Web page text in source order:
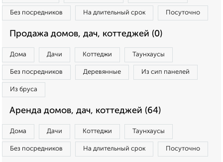
Без посредников На длительный срок Посуточно
Продажа домов, дач, коттеджей (0)
Дома Дачи Коттеджи Таунхаусы
Без посредников Деревянные Из сип панелей
Из бруса
Аренда домов, дач, коттеджей (64)
Дома Дачи Коттеджи Таунхаусы
Без посредников На длительный срок Посуточно